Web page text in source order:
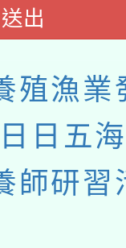
送出
殖漁業
日五
師研習